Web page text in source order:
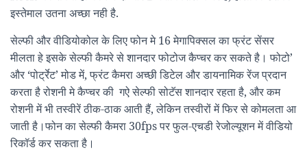
इस्तेमाल उतना अच्छा नही है.
सेल्फी और वीडियोकोल के लिए फोन मे 16 मेगापिक्सल का फ्रंट सेंसर
मीलता हे इसके सेल्फी कैमरे से शानदार फोटोज कैप्चर कर सकते है। फोटो’
और ‘पोर्ट्रेट’ मोड में, फ्रंट कैमरा अच्छी डिटेल और डायनामिक रेंज प्रदान
करता है रोशनी मे कैप्चर की गऐ सेल्फी सोटॅस शानदार रहता है, और कम
रोशनी में भी तस्वीरें ठीक-ठाक आती हैं, लेकिन तस्वीरों में फिर से कोमलता आ
जाती है।फोन का सेल्फी कैमरा 30fps पर फुल-एचडी रेजोल्यूशन में वीडियो
रिकॉर्ड कर सकता है।